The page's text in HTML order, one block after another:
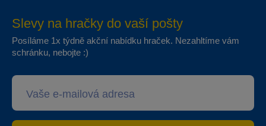
Slevy na hračky do vaší pošty
Posíláme 1x týdně akční nabídku hraček. Nezahltíme vám
schránku, nebojte :)